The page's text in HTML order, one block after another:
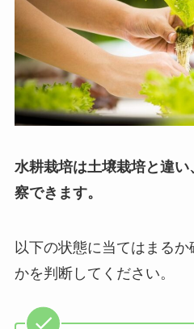
水耕栽培は土壌栽培と違
察できます。
以下の状態に当てはまる
かを判断してください。